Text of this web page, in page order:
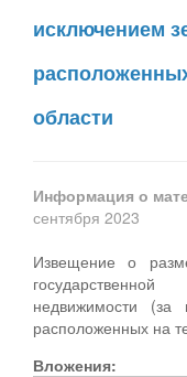
исключением
области
Информация о
сентября 2023
Извещение о
недвижимости (за
расположенных на
Вложения: